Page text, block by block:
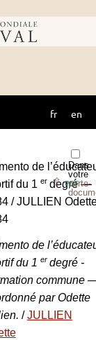
fr en
Dans
votre
porte-
⇪PDF
de
du 1 er degré —
/ JULLIEN
de
du 1 er degré -
commune
par Odette
/JULLIEN